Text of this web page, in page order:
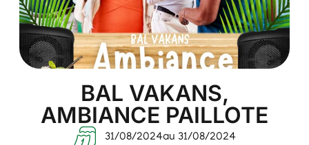
BAL VAKANS,
AMBIANCE PAILLOTE
31/08/2024au 31/08/2024